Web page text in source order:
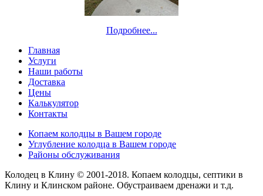
Подробнее...
Главная
Услуги
Наши работы
Доставка
Цены
Калькулятор
Контакты
Копаем колодцы в Вашем городе
Углубление колодца в Вашем городе
Районы обслуживания
Колодец в Клину © 2001-2018. Копаем колодцы, септики в
Клину и Клинском районе. Обустраиваем дренажи и т.д.